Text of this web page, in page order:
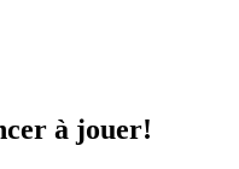
à jouer!